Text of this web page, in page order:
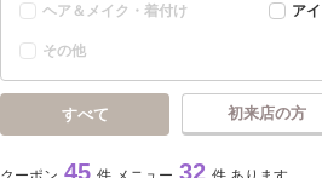
ヘア＆メイク・着付け ア
その他
すべて 初来店の方
45 32